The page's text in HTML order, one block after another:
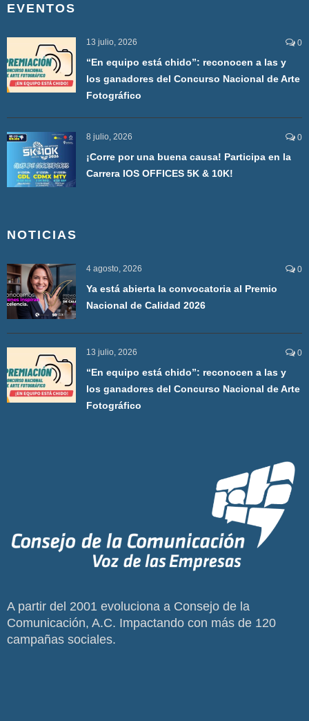
EVENTOS
13 julio, 2026 0
“En equipo está chido”: reconocen a las y
los ganadores del Concurso Nacional de Arte
Fotográfico
8 julio, 2026 0
¡Corre por una buena causa! Participa en la
Carrera IOS OFFICES 5K & 10K!
NOTICIAS
4 agosto, 2026 0
Ya está abierta la convocatoria al Premio
Nacional de Calidad 2026
13 julio, 2026 0
“En equipo está chido”: reconocen a las y
los ganadores del Concurso Nacional de Arte
Fotográfico
A partir del 2001 evoluciona a Consejo de la
Comunicación, A.C. Impactando con más de 120
campañas sociales.